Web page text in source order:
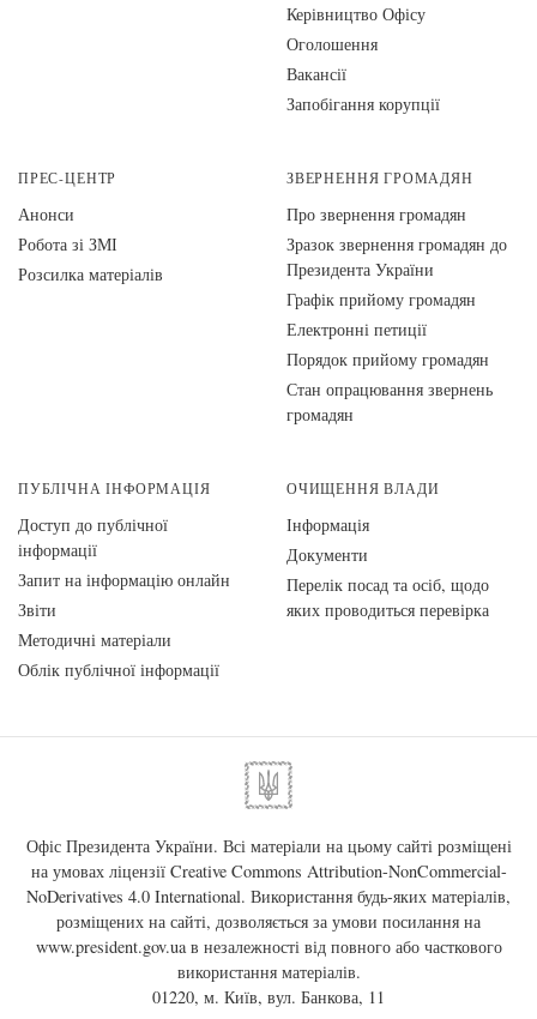
Керівництво Офісу
Оголошення
Вакансії
Запобігання корупції
ПРЕС-ЦЕНТР
Анонси
Робота зі ЗМІ
Розсилка матеріалів
ЗВЕРНЕННЯ ГРОМАДЯН
Про звернення громадян
Зразок звернення громадян до
Президента України
Графік прийому громадян
Електронні петиції
Порядок прийому громадян
Стан опрацювання звернень
громадян
ПУБЛІЧНА ІНФОРМАЦІЯ
Доступ до публічної
інформації
Запит на інформацію онлайн
Звіти
Методичні матеріали
Облік публічної інформації
ОЧИЩЕННЯ ВЛАДИ
Інформація
Документи
Перелік посад та осіб, щодо
яких проводиться перевірка
Офіс Президента України. Всі матеріали на цьому сайті розміщені
на умовах ліцензії Creative Commons Attribution-NonCommercial-
NoDerivatives 4.0 International. Використання будь-яких матеріалів,
розміщених на сайті, дозволяється за умови посилання на
www.president.gov.uaв незалежності від повного або часткового
використання матеріалів.
01220, м. Київ, вул. Банкова, 11